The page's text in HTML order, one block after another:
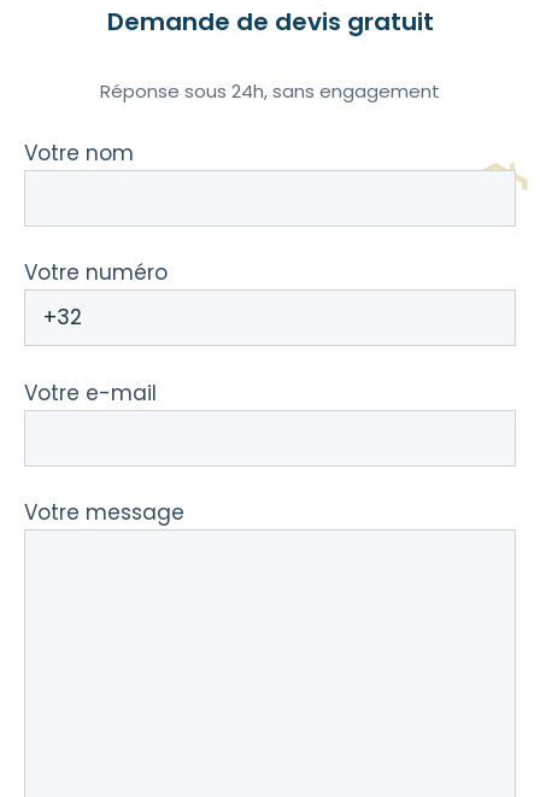
Demande de devis gratuit
Réponse sous 24h, sans engagement
Votre nom
Votre numéro
Votre e-mail
Votre message